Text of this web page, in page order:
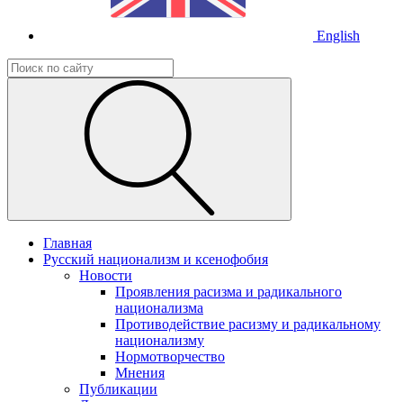
English
Главная
Русский национализм и ксенофобия
Новости
Проявления расизма и радикального
национализма
Противодействие расизму и радикальному
национализму
Нормотворчество
Мнения
Публикации